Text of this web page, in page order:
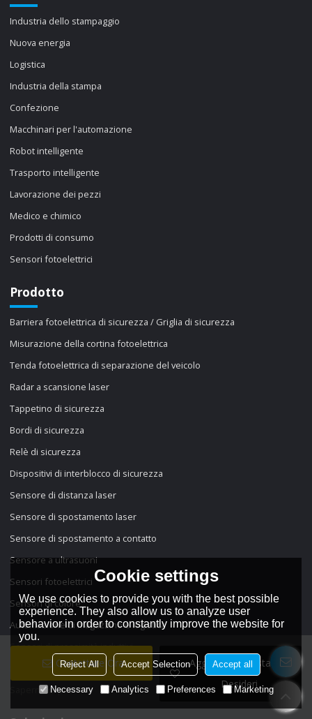
Contattare Ora
Aggiungi Alla Lista Dei
Desideri
Industria dello stampaggio
Nuova energia
Logistica
Industria della stampa
Confezione
Macchinari per l'automazione
Robot intelligente
Trasporto intelligente
Lavorazione dei pezzi
Medico e chimico
Prodotti di consumo
Sensori fotoelettrici
Prodotto
Barriera fotoelettrica di sicurezza / Griglia di sicurezza
Misurazione della cortina fotoelettrica
Tenda fotoelettrica di separazione del veicolo
Radar a scansione laser
Tappetino di sicurezza
Bordi di sicurezza
Relè di sicurezza
Dispositivi di interblocco di sicurezza
Sensore di distanza laser
Sensore di spostamento laser
Sensore di spostamento a contatto
Sensore a ultrasuoni
Sensori fotoelettrici
Sensori di colore
Automazione di magazzino e logistica
Sensori di prossimità induttivi
Sensori di prossimità capacitivi
Saperne di più
Cookie settings
We use cookies to provide you with the best possible
experience. They also allow us to analyze user
behavior in order to constantly improve the website for
you.
Reject All Accept Selection Accept all
Necessary Analytics Preferences Marketing